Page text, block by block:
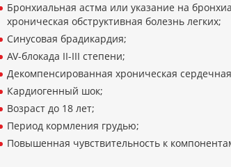
Бронхиальная астма или указание на
хроническая обструктивная болезнь легких;
Синусовая брадикардия;
AV-блокада II-III степени;
Декомпенсированная хроническая
Кардиогенный шок;
Возраст до 18 лет;
Период кормления грудью;
Повышенная чувствительность к